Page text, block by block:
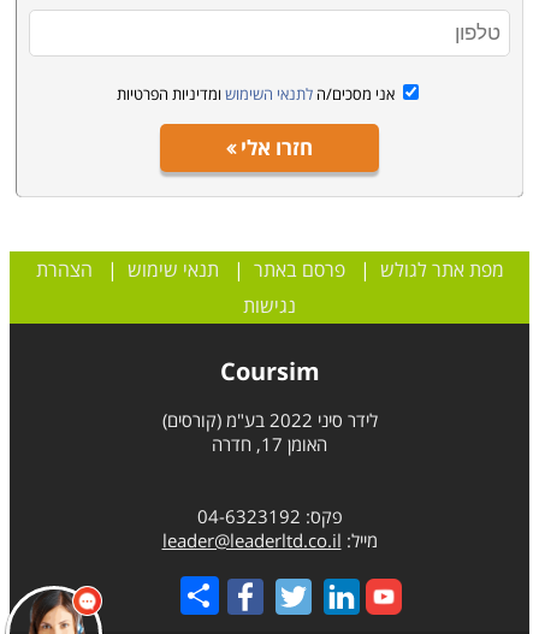
לימודי דמיון מודרך מבוססים על טכניקות הרפיה במתכונת
אישית או קבוצתית. המטרה תהיה הגעה לרגיעה מוחלטת
של הגוף והנפש, ועם ההגעה למצב זה – מכוון המוח את
הדמיון לעבר אירועים ומחשבות חיוביות ורצויות, חזרה על
מנטרות העובדות על שכנוע עצמי עמוק באמצעות משפטים
מחזקים ובקשת בקשות או משאלות רצויות. באמצעות רגיעה
הפסקת עישון או הפחתת כמות סוכר באכילה ולהתמודד עם
העבר. לימוד קורס דמיון מודרך לשימוש עצמי עוסק
בהעצמה אישית וברתימת כלי זה למציאת רגיעה במהלך
במהלכו נערכים תרגילי מודעות המסייעים להגיע לרגיעה
ולניתוב תכליתי של מאמצים.
המתמחים במסלולים וסדנאות בתחומי רפואה משלימה,
טיפולים הוליסטיים או אימון אישי. אין תקן מוסדר ללימודים,
ולפיכך משך הקורס משתנה ממוסד למוסד, ולרוב ניתן
לבחור בין לימודי יום, לימודי ערב או לימודים מרוכזים של
אני מסכים/ה לתנאי השימוש ומדיניות הפרטיות
חזרו אלי
מפת אתר לגולש |פרסם באתר | תנאי שימוש | הצהרת
נגישות
Coursim
לידר סיני 2022 בע"מ (קורסים)
האומן 17, חדרה
פקס: 04-6323192
מייל: leader@leaderltd.co.il
Share